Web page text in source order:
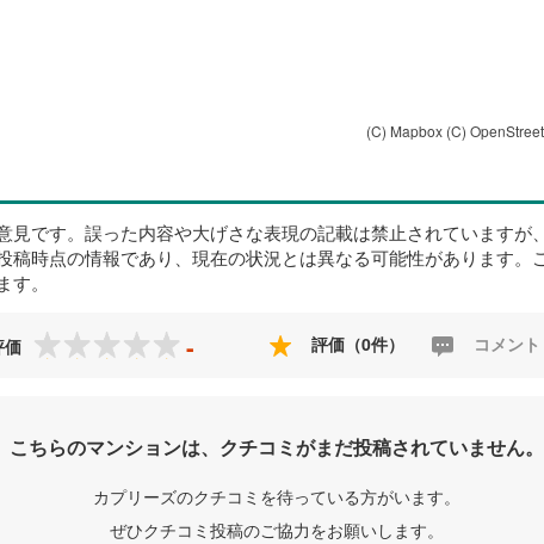
(C) Mapbox (C)
見です。誤った内容や大げさな表現の記載は禁止されていますが
稿時点の情報であり、現在の状況とは異なる可能性があります
。
価 - 評価（0件） コメン
こちらのマンションは、クチコミがまだ投稿されていません。
カプリーズのクチコミを待っている方がいます。
ぜひクチコミ投稿のご協力をお願いします。